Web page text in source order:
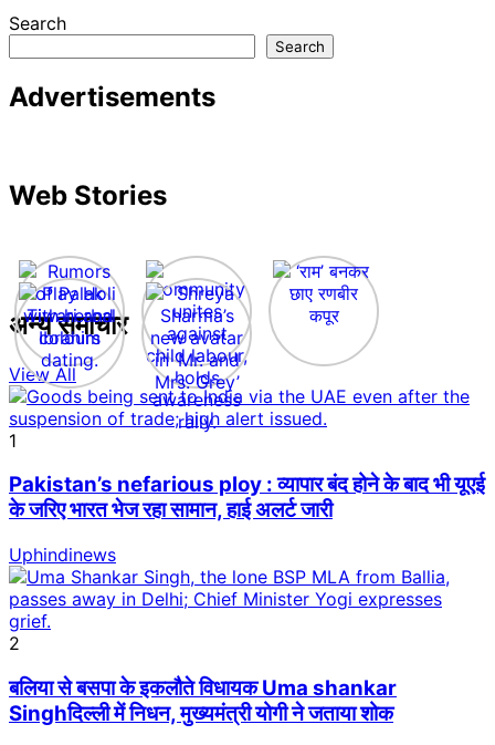
Search
Search
Advertisements
Web Stories
अन्य समाचार
View All
1
Pakistan’s nefarious ploy : व्यापार बंद होने के बाद भी यूएई
के जरिए भारत भेज रहा सामान, हाई अलर्ट जारी
Uphindinews
2
बलिया से बसपा के इकलौते विधायक Uma shankar
Singhदिल्ली में निधन, मुख्यमंत्री योगी ने जताया शोक